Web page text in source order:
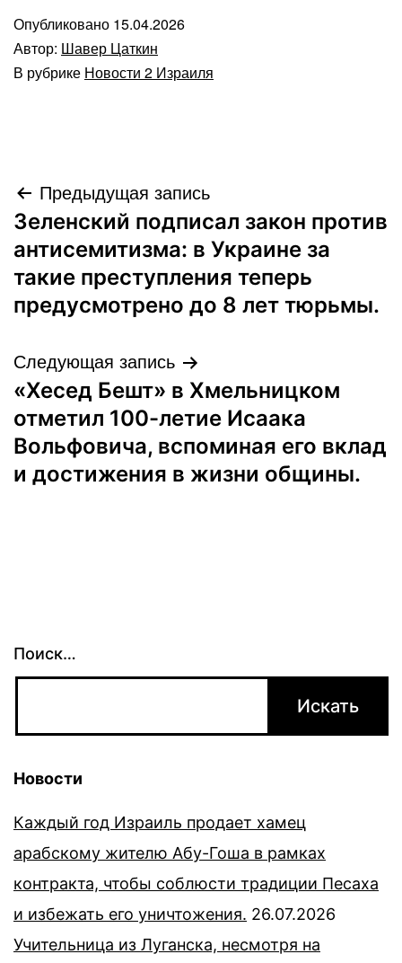
Опубликовано 15.04.2026
Автор: Шавер Цаткин
В рубрике Новости 2 Израиля
Навигация
по
записям
Предыдущая запись
Зеленский подписал закон против
антисемитизма: в Украине за
такие преступления теперь
предусмотрено до 8 лет тюрьмы.
Следующая запись
«Хесед Бешт» в Хмельницком
отметил 100-летие Исаака
Вольфовича, вспоминая его вклад
и достижения в жизни общины.
Поиск…
Новости
Каждый год Израиль продает хамец
арабскому жителю Абу-Гоша в рамках
контракта, чтобы соблюсти традиции Песаха
и избежать его уничтожения. 26.07.2026
Учительница из Луганска, несмотря на